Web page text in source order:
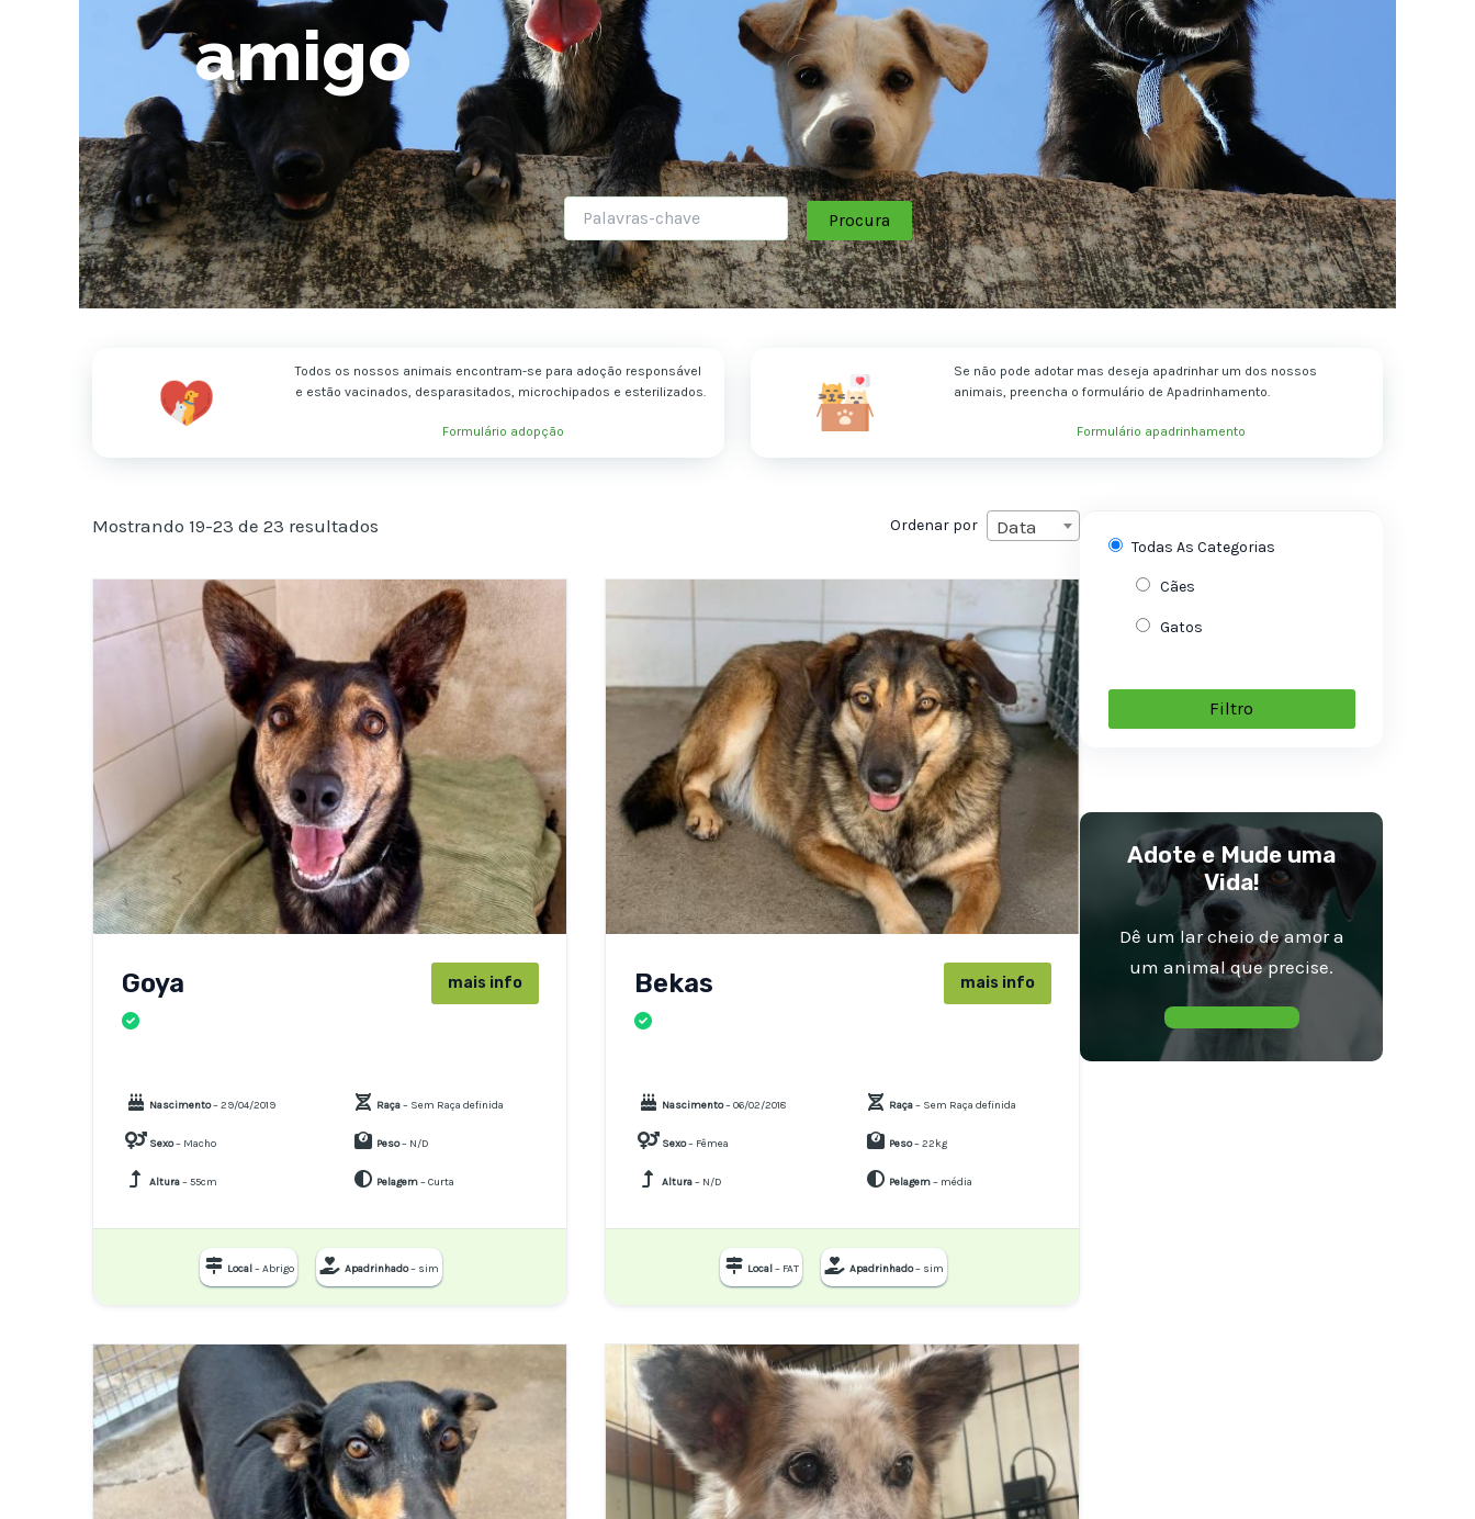
amigo
Procura
Todos os nossos animais encontram-se para adoção responsável
e estão vacinados, desparasitados, microchipados e esterilizados.
Formulário adopção
Se não pode adotar mas deseja apadrinhar um dos nossos
animais, preencha o formulário de Apadrinhamento.
Formulário apadrinhamento
Mostrando 19-23 de 23 resultados Ordenar por Data
Goya mais info
Nascimento– 29/04/2019 Raça– Sem Raça definida
Sexo– Macho Peso– N/D
Altura– 55cm Pelagem– Curta
Local– Abrigo Apadrinhado– sim
Bekas mais info
Nascimento– 06/02/2018 Raça– Sem Raça definida
Sexo– Fêmea Peso– 22kg
Altura– N/D Pelagem– média
Local– FAT Apadrinhado– sim
Todas As Categorias
Cães
Gatos
Filtro
Adote e Mude uma
Vida!
Dê um lar cheio de amor a
um animal que precise.
Formulário adoção